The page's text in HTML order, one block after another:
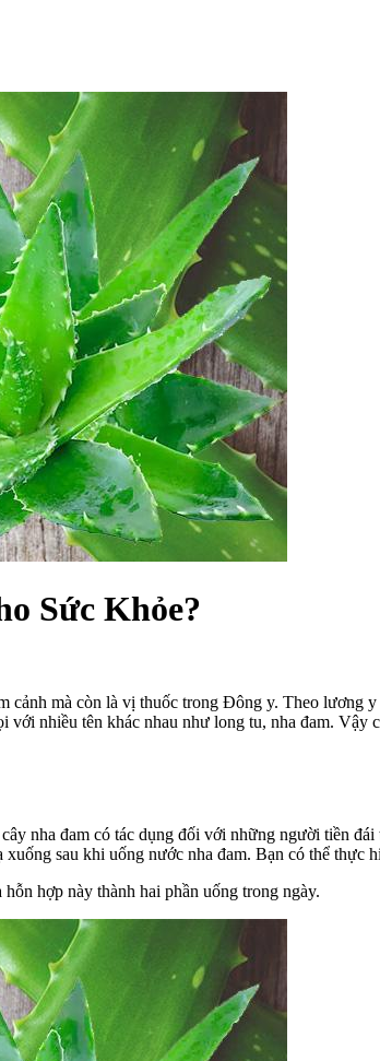
Sức Khỏe?
mà còn là vị thuốc trong Đông y. Theo
nhiều tên khác nhau như long tu, nha đam. Vậy
nha đam có tác dụng đối với những người tiền
sau khi uống nước nha đam. Bạn có thể thực
hợp này thành hai phần uống trong ngày.